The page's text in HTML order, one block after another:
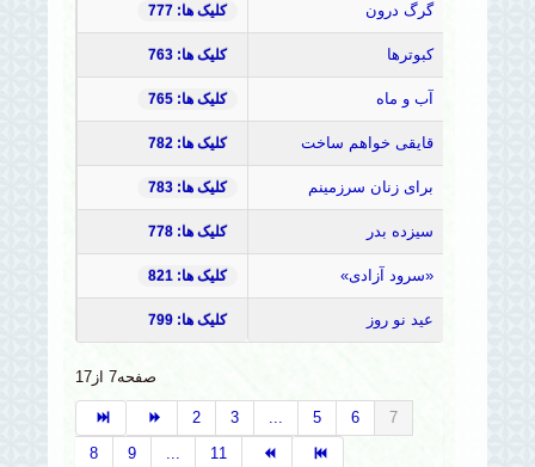
گرگ درون کلیک ها: 777
کبوترها کلیک ها: 763
آب و ماه کلیک ها: 765
قایقی خواهم ساخت کلیک ها: 782
برای زنان سرزمینم کلیک ها: 783
سیزده بدر کلیک ها: 778
«سرود آزادی» کلیک ها: 821
عید نو روز کلیک ها: 799
صفحه7 از17
2 3 ... 5 6
7
8
9 ... 11